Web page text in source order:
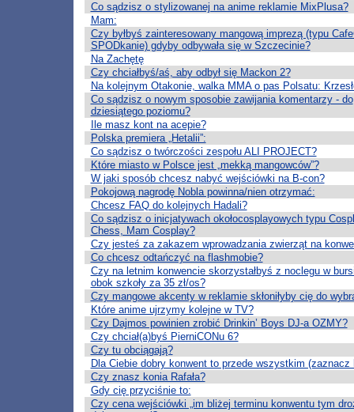
Co sądzisz o stylizowanej na anime reklamie MixPlusa?
Mam:
Czy byłbyś zainteresowany mangową imprezą (typu
SPODkanie) gdyby odbywała się w Szczecinie?
Na Zachętę
Czy chciałbyś/aś, aby odbył się Mackon 2?
Na kolejnym Otakonie, walka MMA o pas Polsatu:
Co sądzisz o nowym sposobie zawijania komentarzy - do
dziesiątego poziomu?
Ile masz kont na acepie?
Polska premiera „Hetalii”:
Co sądzisz o twórczości zespołu ALI PROJECT?
Które miasto w Polsce jest „mekką mangowców”?
W jaki sposób chcesz nabyć wejściówki na B-con?
Pokojową nagrodę Nobla powinna/nien otrzymać:
Chcesz FAQ do kolejnych Hadali?
Co sądzisz o inicjatywach okołocosplayowych typu
Chess, Mam Cosplay?
Czy jesteś za zakazem wprowadzania zwierząt na
Co chcesz odtańczyć na flashmobie?
Czy na letnim konwencie skorzystałbyś z noclegu w
obok szkoły za 35 zł/os?
Czy mangowe akcenty w reklamie skłoniłyby cię do
Które anime ujrzymy kolejne w TV?
Czy Dajmos powinien zrobić Drinkin’ Boys DJ-a OZMY?
Czy chciał(a)byś PierniCONu 6?
Czy tu obciągają?
Dla Ciebie dobry konwent to przede wszystkim (zaznacz
Czy znasz konia Rafała?
Gdy cię przyciśnie to:
Czy cena wejściówki „im bliżej terminu konwentu tym